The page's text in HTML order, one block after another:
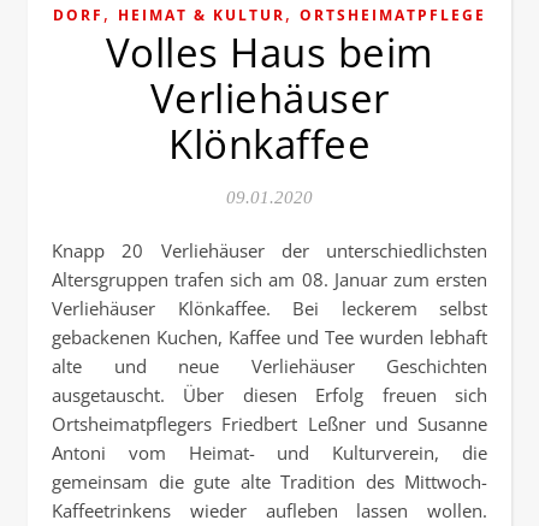
DORF , HEIMAT & KULTUR, ORTSHEIMATPFLEGE
Volles Haus beim
Verliehäuser
Klönkaffee
09.01.2020
Knapp 20 Verliehäuser der unterschiedlichsten
Altersgruppen trafen sich am 08. Januar zum ersten
Verliehäuser Klönkaffee. Bei leckerem selbst
gebackenen Kuchen, Kaffee und Tee wurden lebhaft
alte und neue Verliehäuser Geschichten
ausgetauscht. Über diesen Erfolg freuen sich
Ortsheimatpflegers Friedbert Leßner und Susanne
Antoni vom Heimat- und Kulturverein, die
gemeinsam die gute alte Tradition des Mittwoch-
Kaffeetrinkens wieder aufleben lassen wollen.